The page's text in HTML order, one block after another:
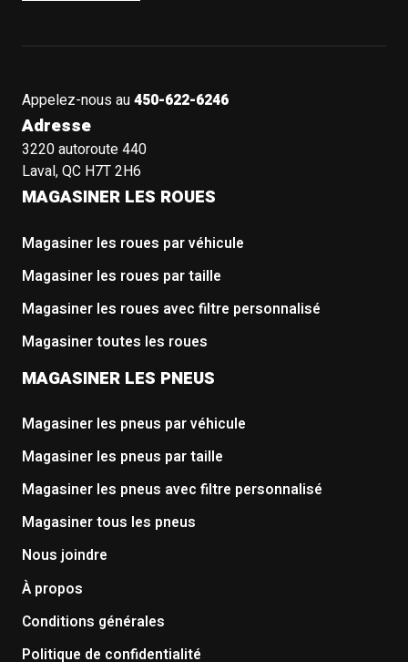
Appelez-nous au450-622-6246
Adresse
3220 autoroute 440
Laval, QC H7T 2H6
MAGASINER LES ROUES
Magasiner les roues par véhicule
Magasiner les roues par taille
Magasiner les roues avec filtre personnalisé
Magasiner toutes les roues
MAGASINER LES PNEUS
Magasiner les pneus par véhicule
Magasiner les pneus par taille
Magasiner les pneus avec filtre personnalisé
Magasiner tous les pneus
Nous joindre
À propos
Conditions générales
Politique de confidentialité